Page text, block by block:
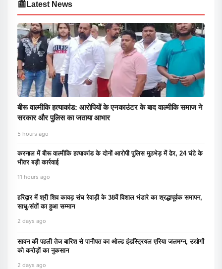
📰 Latest News
बीरू वाल्मीकि हत्याकांड: आरोपियों के एनकाउंटर के बाद वाल्मीकि समाज ने
सरकार और पुलिस का जताया आभार
5 hours ago
करनाल में बीरू वाल्मीकि हत्याकांड के दोनों आरोपी पुलिस मुठभेड़ में ढेर, 24 घंटे के
भीतर बड़ी कार्रवाई
11 hours ago
हरिद्वार में श्री शिव कावड़ संघ रेवाड़ी के 38वें विशाल भंडारे का श्रद्धापूर्वक समापन,
साधु-संतों का हुआ सम्मान
2 days ago
सावन की पहली तेज बारिश से पानीपत का ओल्ड इंडस्ट्रियल एरिया जलमग्न, उद्योगों
को करोड़ों का नुकसान
2 days ago